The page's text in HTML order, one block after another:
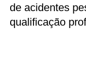
de acidentes
qualificação